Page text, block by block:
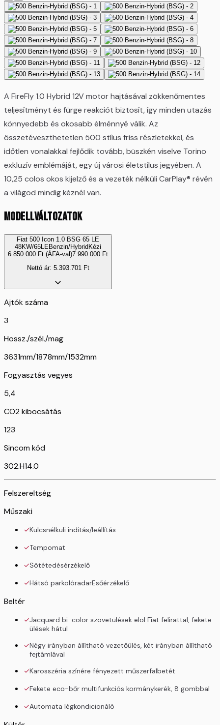
A FireFly 1.0 Hybrid 12V motor hajtásával zökkenőmentes
teljesítményt és fürge reakciót biztosít, így minden utazás
könnyedebb és okosabb élménnyé válik. Az
összetéveszthetetlen 500 stílus friss részletekkel, és
időtlen vonalakkal fejlődik tovább, büszkén viselve Torino
exkluzív emblémáját, egy új városi életstílus jegyében. A
10,25 colos okos kijelző és a vezeték nélküli CarPlay® révén
a világod mindig kéznél van.
MODELLVÁLTOZATOK
Fiat 500 Icon 1.0 BSG 65 LE
48KW/65LEBenzin/Hybrid Kézi
6.850.000 Ft (ÁFA-val)7.990.000 Ft
Nettó ár: 5.393.701Ft
Ajtók száma
3
Hossz./szél./mag
3631mm/1878mm/1532mm
Fogyasztás vegyes
5,4
CO2 kibocsátás
123
Sincom kód
302.H14.0
Felszereltség
Műszaki
Kulcsnélküli indítás/leállítás
Tempomat
Sötétedésérzékelő
Hátsó parkolóradarEsőérzékelő
Beltér
Jacquard bi-color szövetülések elöl Fiat felirattal, fekete
ülések hátul
Négy irányban állítható vezetőülés, két irányban állítható
fejtámlával
Karosszéria színére fényezett műszerfalbetét
Fekete eco-bőr multifunkciós kormánykerék, 8 gombbal
Automata légkondicionáló